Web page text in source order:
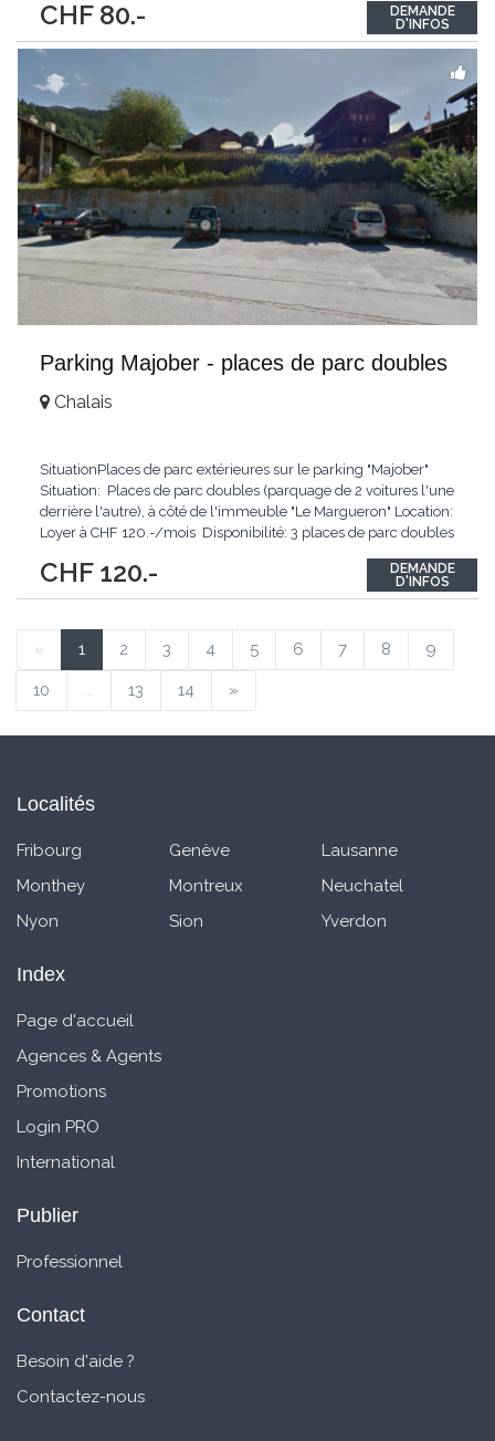
CHF 80.-
de 2 voitures superposées
DEMANDE
D'INFOS
Parking Majober - places de parc doubles
CHF 120.-
Chalais
SituationPlaces de parc extérieures sur le parking "Majober"
Situation: Places de parc doubles (parquage de 2 voitures l'une
derrière l'autre), à côté de l'immeuble "Le Margueron" Location:
Loyer à CHF 120.-/mois Disponibilité: 3 places de parc doubles
DEMANDE
D'INFOS
« 1 2 3 4 5 6 7 8 9
10 ... 13 14 »
Localités
Fribourg Genève
Lausanne
Monthey
Montreux
Neuchatel
Nyon
Sion Yverdon
Index
Page d'accueil
Agences & Agents
Promotions
Login PRO
International
Publier
Professionnel
Contact
Besoin d'aide ?
Contactez-nous